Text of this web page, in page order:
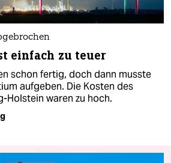
einfach zu teuer
schon fertig, doch dann musste
aufgeben. Die Kosten des
Holstein waren zu hoch.